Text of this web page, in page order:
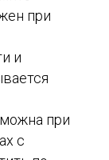
при
и
при
с